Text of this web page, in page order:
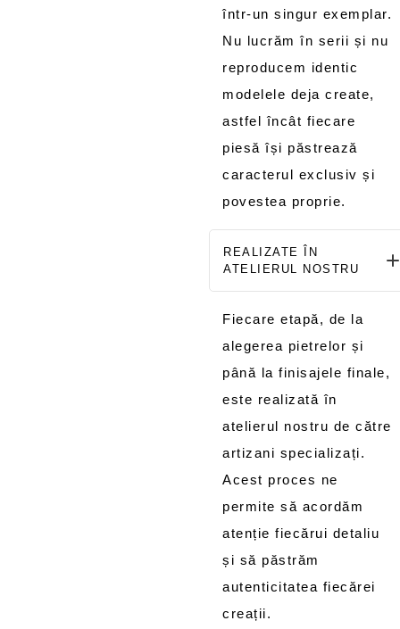
într-un singur exemplar.
Nu lucrăm în serii și nu
reproducem identic
modelele deja create,
astfel încât fiecare
piesă își păstrează
caracterul exclusiv și
povestea proprie.
REALIZATE ÎN
ATELIERUL NOSTRU
Fiecare etapă, de la
alegerea pietrelor și
până la finisajele finale,
este realizată în
atelierul nostru de către
artizani specializați.
Acest proces ne
permite să acordăm
atenție fiecărui detaliu
și să păstrăm
autenticitatea fiecărei
creații.